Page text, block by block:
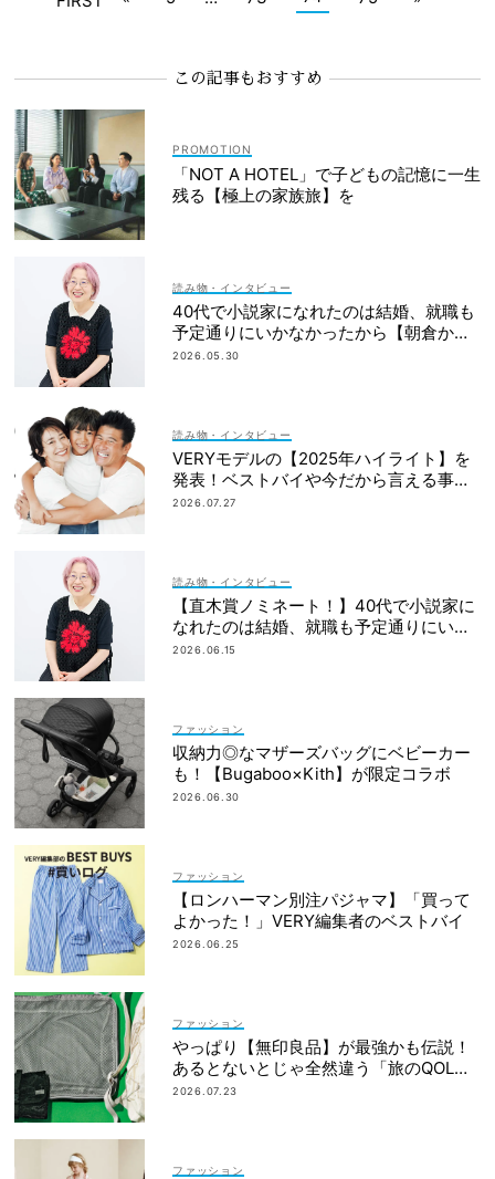
この記事もおすすめ
「NOT A HOTEL」で子どもの記憶に一生
残る【極上の家族旅】を
読み物・インタビュー
40代で小説家になれたのは結婚、就職も
予定通りにいかなかったから【朝倉かす
みさん】
2026.05.30
読み物・インタビュー
VERYモデルの【2025年ハイライト】を
発表！ベストバイや今だから言える事件
簿も大公開
2026.07.27
読み物・インタビュー
【直木賞ノミネート！】40代で小説家に
なれたのは結婚、就職も予定通りにいか
なかったから｜朝倉かすみさん
2026.06.15
ファッション
収納力◎なマザーズバッグにベビーカー
も！【Bugaboo×Kith】が限定コラボ
2026.06.30
ファッション
【ロンハーマン別注パジャマ】「買って
よかった！」VERY編集者のベストバイ
2026.06.25
ファッション
やっぱり【無印良品】が最強かも伝説！
あるとないとじゃ全然違う「旅のQOL爆
上げアイテム」
2026.07.23
ファッション